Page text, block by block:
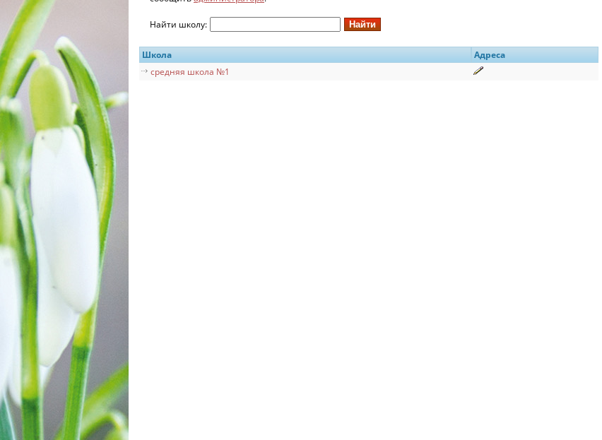
Найти школу:
Школа
Адреса
средняя школа №1